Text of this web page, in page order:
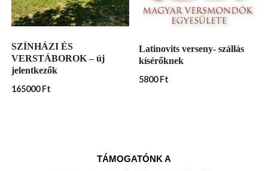
SZÍNHÁZI ÉS
VERSTÁBOROK – új
jelentkezők
165000Ft
Latinovits verseny- szállás
kísérőknek
5800Ft
TÁMOGATÓNK A